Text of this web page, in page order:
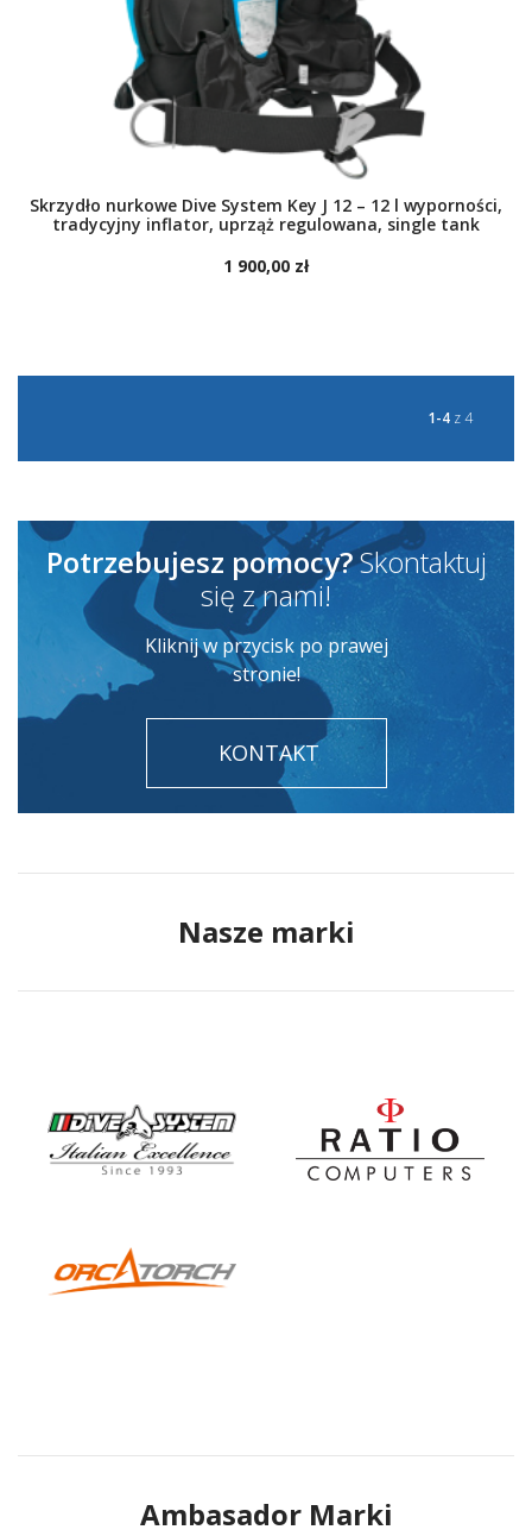
Skrzydło nurkowe Dive System Key J 12 – 12 l wyporności,
tradycyjny inflator, uprząż regulowana, single tank
1 900,00 zł
1-4 z 4
Potrzebujesz pomocy?Skontaktuj
się z nami!
Kliknij w przycisk po prawej
stronie!
KONTAKT
Nasze marki
Ambasador Marki